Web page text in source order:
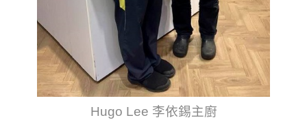
Hugo Lee 李依錫主廚